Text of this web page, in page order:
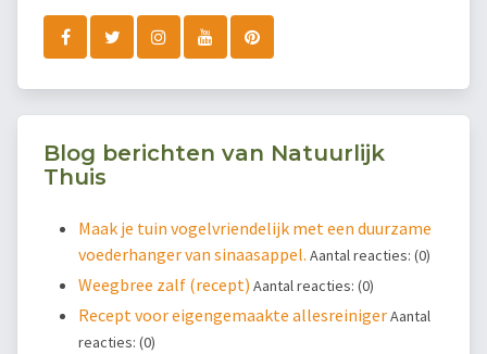
Blog berichten van Natuurlijk
Thuis
Maak je tuin vogelvriendelijk met een duurzame
voederhanger van sinaasappel. Aantal reacties: (0)
Weegbree zalf (recept) Aantal reacties: (0)
Recept voor eigengemaakte allesreinigerAantal
reacties: (0)